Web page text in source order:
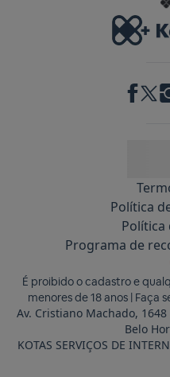
Política
Política
Programa de
É proibido o cadastro e
menores de 18 anos | Faça
Av. Cristiano Machado,
Belo
KOTAS SERVIÇOS DE